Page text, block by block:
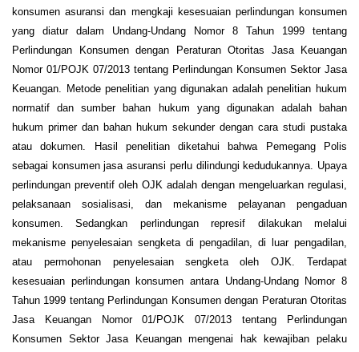
konsumen asuransi dan mengkaji kesesuaian perlindungan konsumen
yang diatur dalam Undang-Undang Nomor 8 Tahun 1999 tentang
Perlindungan Konsumen dengan Peraturan Otoritas Jasa Keuangan
Nomor 01/POJK 07/2013 tentang Perlindungan Konsumen Sektor Jasa
Keuangan. Metode penelitian yang digunakan adalah penelitian hukum
normatif dan sumber bahan hukum yang digunakan adalah bahan
hukum primer dan bahan hukum sekunder dengan cara studi pustaka
atau dokumen. Hasil penelitian diketahui bahwa Pemegang Polis
sebagai konsumen jasa asuransi perlu dilindungi kedudukannya. Upaya
perlindungan preventif oleh OJK adalah dengan mengeluarkan regulasi,
pelaksanaan sosialisasi, dan mekanisme pelayanan pengaduan
konsumen. Sedangkan perlindungan represif dilakukan melalui
mekanisme penyelesaian sengketa di pengadilan, di luar pengadilan,
atau permohonan penyelesaian sengketa oleh OJK. Terdapat
kesesuaian perlindungan konsumen antara Undang-Undang Nomor 8
Tahun 1999 tentang Perlindungan Konsumen dengan Peraturan Otoritas
Jasa Keuangan Nomor 01/POJK 07/2013 tentang Perlindungan
Konsumen Sektor Jasa Keuangan mengenai hak kewajiban pelaku